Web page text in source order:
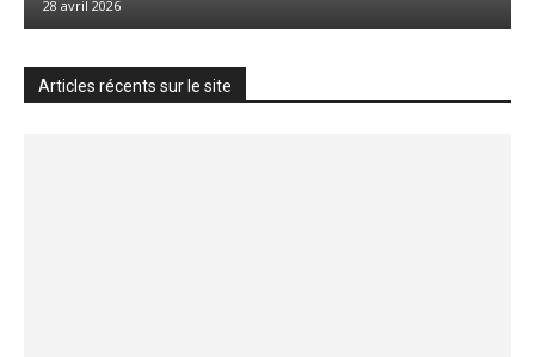
28 avril 2026
Articles récents sur le site